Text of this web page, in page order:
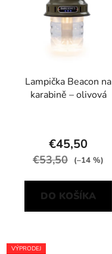
Lampička Beacon na
karabině – olivová
€45,50
€53,50 (–14 %)
DO KOŠÍKA
VÝPRODEJ